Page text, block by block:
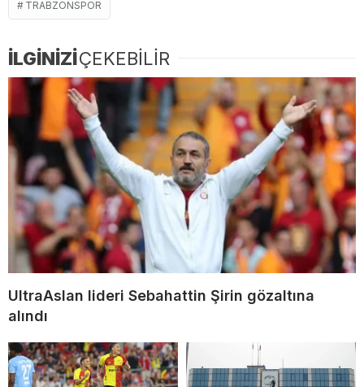
TRABZONSPOR
İLGİNİZİÇEKEBİLİR
UltraAslan lideri Sebahattin Şirin gözaltına
alındı